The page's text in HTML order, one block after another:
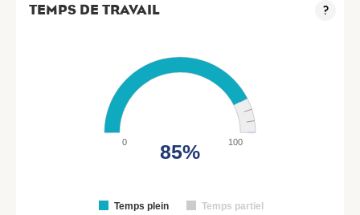
TEMPS DE TRAVAIL ?
Temps plein Temps partiel
0 100
85%